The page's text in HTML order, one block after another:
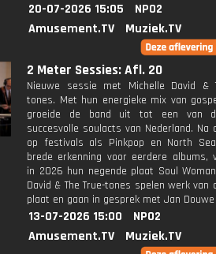
20-07-2026 15:05
NPO2
Amusement.TV
Muziek.TV
2 Meter Sessies: Afl. 20
Nieuwe sessie met Michelle David &
tones. Met hun energieke mix van
groeide de band uit tot een van
succesvolle soulacts van Nederland. Na
op festivals als Pinkpop en North
brede erkenning voor eerdere albums,
in 2026 hun negende plaat Soul
David & The True-tones spelen werk van
plaat en gaan in gesprek met Jan
13-07-2026 15:00
NPO2
Amusement.TV
Muziek.TV